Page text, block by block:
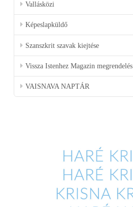
Vallásközi
Képeslapküldő
Szanszkrit szavak kiejtése
Vissza Istenhez Magazin megrendelés
VAISNAVA NAPTÁR